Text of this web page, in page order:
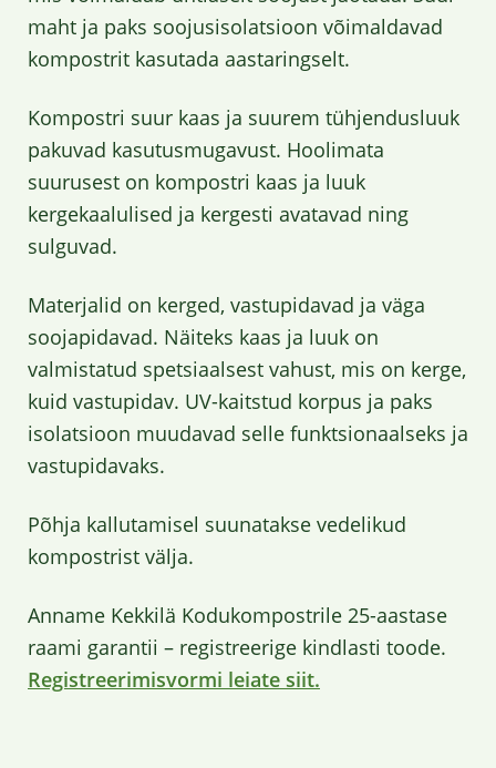
maht ja paks soojusisolatsioon võimaldavad
kompostrit kasutada aastaringselt.
Kompostri suur kaas ja suurem tühjendusluuk
pakuvad kasutusmugavust. Hoolimata
suurusest on kompostri kaas ja luuk
kergekaalulised ja kergesti avatavad ning
sulguvad.
Materjalid on kerged, vastupidavad ja väga
soojapidavad. Näiteks kaas ja luuk on
valmistatud spetsiaalsest vahust, mis on kerge,
kuid vastupidav. UV-kaitstud korpus ja paks
isolatsioon muudavad selle funktsionaalseks ja
vastupidavaks.
Põhja kallutamisel suunatakse vedelikud
kompostrist välja.
Anname Kekkilä Kodukompostrile 25-aastase
raami garantii – registreerige kindlasti toode.
Registreerimisvormi leiate siit.